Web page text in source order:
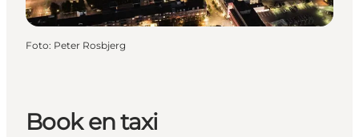
Foto: Peter Rosbjerg
Book en taxi